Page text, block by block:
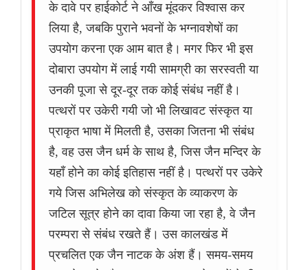
के दावे पर हाईकोर्ट ने आँख मूंदकर विश्वास कर
लिया है, जबकि पुराने भवनों के भग्नावशेषों का
उपयोग करना एक आम बात है। मगर फिर भी इस
दोबारा उपयोग में लाई गयी सामग्री का सरस्वती या
उनकी पूजा से दूर-दूर तक कोई संबंध नहीं है।
पत्थरों पर उकेरी गयी जो भी लिखावट संस्कृत या
प्राकृत भाषा में मिलती है, उसका जितना भी संबंध
है, वह उस जैन धर्म के साथ है, जिस जैन मन्दिर के
यहाँ होने का कोई इतिहास नहीं है। पत्थरों पर उकेरे
गये जिस अभिलेख को संस्कृत के व्याकरण के
जटिल सूत्र होने का दावा किया जा रहा है, वे जैन
परम्परा से संबंध रखते हैं। उस कालखंड में
प्रचलित एक जैन नाटक के अंश हैं। समय-समय